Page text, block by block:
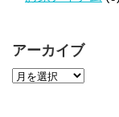
アーカイブ
ア